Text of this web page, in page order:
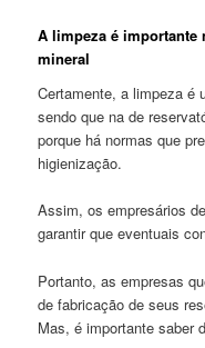
A limpeza é importante
mineral
Certamente, a limpeza é
sendo que na de
porque há normas que
higienização.
Assim, os empresários
garantir que eventuais
Portanto, as empresas
de fabricação de seus
Mas, é importante saber